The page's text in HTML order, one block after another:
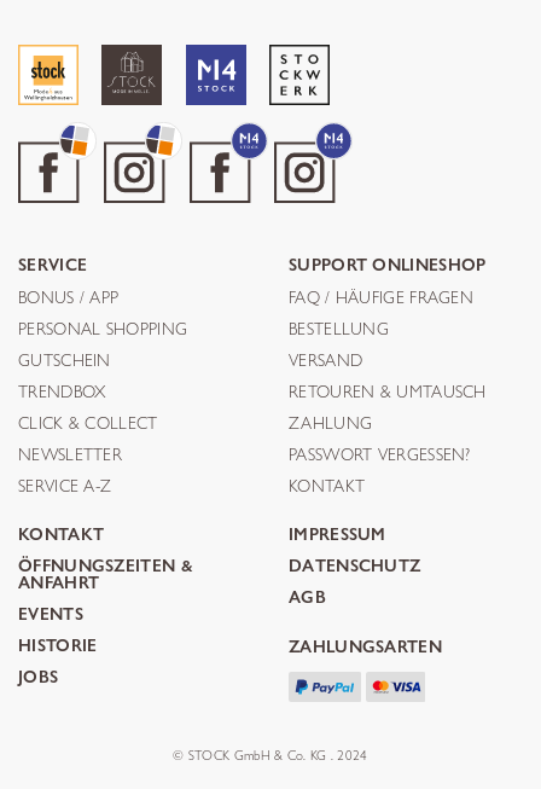
SERVICE
BONUS / APP
PERSONAL SHOPPING
GUTSCHEIN
TRENDBOX
CLICK & COLLECT
NEWSLETTER
SERVICE A-Z
SUPPORT ONLINESHOP
FAQ / HÄUFIGE FRAGEN
BESTELLUNG
VERSAND
RETOUREN & UMTAUSCH
ZAHLUNG
PASSWORT VERGESSEN?
KONTAKT
KONTAKT
ÖFFNUNGSZEITEN &
ANFAHRT
EVENTS
HISTORIE
JOBS
IMPRESSUM
DATENSCHUTZ
AGB
ZAHLUNGSARTEN
© STOCK GmbH & Co. KG . 2024